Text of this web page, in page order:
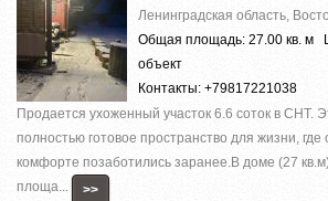
Ленинградская область,
Общая площадь: 27.00 кв. м
объект
Контакты: +79817221038
Продается ухоженный участок 6.6 соток в СНТ.
полностью готовое пространство для жизни, где
комфорте позаботились заранее.В доме (27
площа...
>>